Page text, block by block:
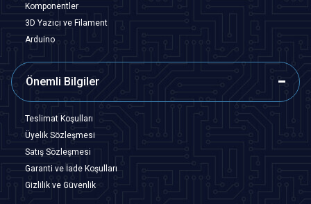
Komponentler
3D Yazıcı ve Filament
Arduino
Önemli Bilgiler
Teslimat Koşulları
Üyelik Sözleşmesi
Satış Sözleşmesi
Garanti ve İade Koşulları
Gizlilik ve Güvenlik